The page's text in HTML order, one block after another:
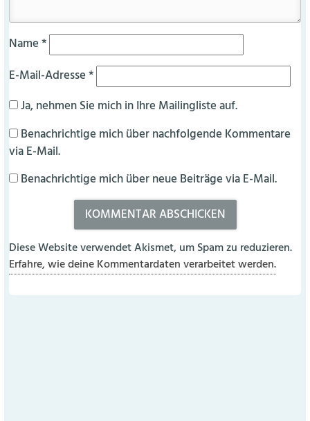
Name*
E-Mail-Adresse*
Ja, nehmen Sie mich in Ihre Mailingliste auf.
Benachrichtige mich über nachfolgende Kommentare
via E-Mail.
Benachrichtige mich über neue Beiträge via E-Mail.
Diese Website verwendet Akismet, um Spam zu reduzieren.
Erfahre, wie deine Kommentardaten verarbeitet werden.